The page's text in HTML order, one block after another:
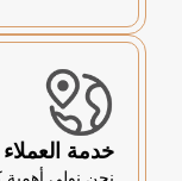
خدمة العملاء